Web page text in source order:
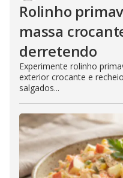
Rolinho
massa
derretendo
Experimente rolinho
exterior crocante e
salgados...